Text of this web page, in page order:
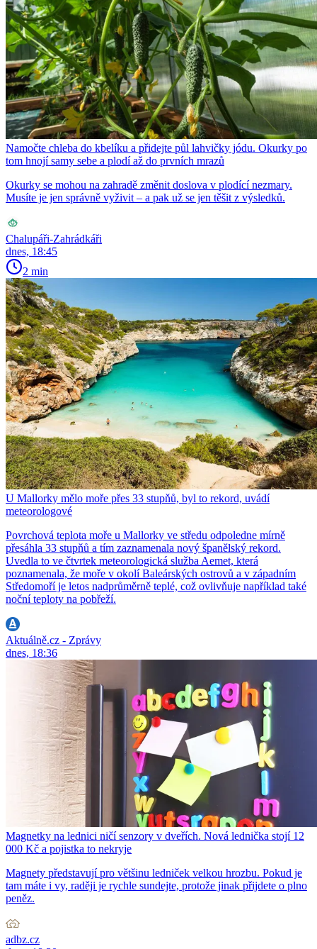
Namočte chleba do kbelíku a přidejte půl lahvičky jódu. Okurky po
tom hnojí samy sebe a plodí až do prvních mrazů
Okurky se mohou na zahradě změnit doslova v plodící nezmary.
Musíte je jen správně vyživit – a pak už se jen těšit z výsledků.
Chalupáři-Zahrádkáři
dnes, 18:45
2 min
U Mallorky mělo moře přes 33 stupňů, byl to rekord, uvádí
meteorologové
Povrchová teplota moře u Mallorky ve středu odpoledne mírně
přesáhla 33 stupňů a tím zaznamenala nový španělský rekord.
Uvedla to ve čtvrtek meteorologická služba Aemet, která
poznamenala, že moře v okolí Baleárských ostrovů a v západním
Středomoří je letos nadprůměrně teplé, což ovlivňuje například také
noční teploty na pobřeží.
Aktuálně.cz - Zprávy
dnes, 18:36
Magnetky na lednici ničí senzory v dveřích. Nová lednička stojí 12
000 Kč a pojistka to nekryje
Magnety představují pro většinu ledniček velkou hrozbu. Pokud je
tam máte i vy, raději je rychle sundejte, protože jinak přijdete o plno
peněz.
adbz.cz